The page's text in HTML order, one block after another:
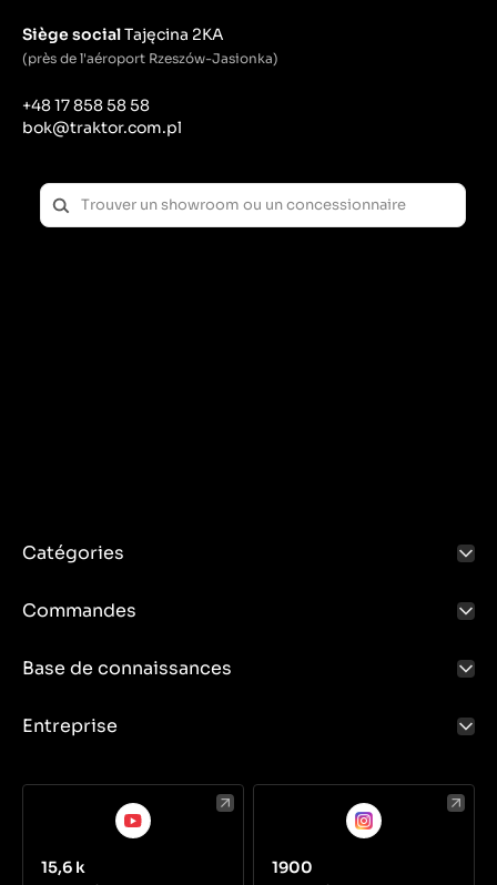
Siège socialTajęcina 2KA
(près de l'aéroport Rzeszów-Jasionka)
+48 17 858 58 58
bok@traktor.com.pl
Catégories
Commandes
Base de connaissances
Entreprise
15,6 k
1900